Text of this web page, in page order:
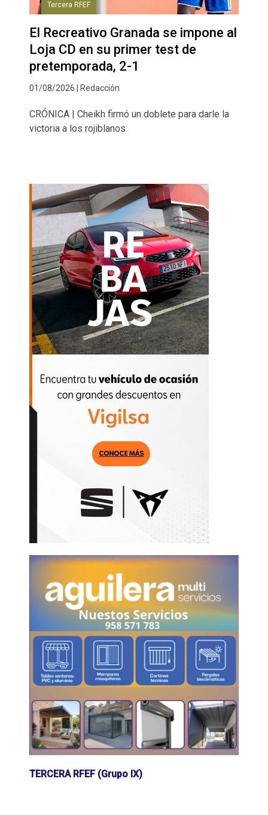
Tercera RFEF
El Recreativo Granada se impone al
Loja CD en su primer test de
pretemporada, 2-1
01/08/2026 | Redacción
CRÓNICA | Cheikh firmó un doblete para darle la
victoria a los rojiblanos
TERCERA RFEF (Grupo IX)